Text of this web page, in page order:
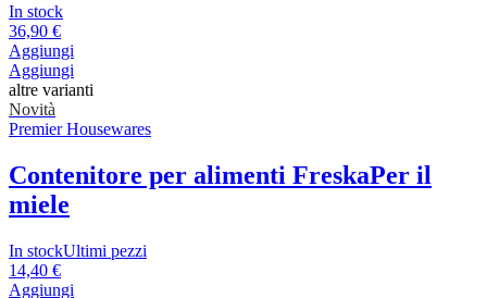
In stock
36,90 €
Aggiungi
Aggiungi
altre varianti
Novità
Premier Housewares
Contenitore per alimenti FreskaPer il
miele
In stockUltimi pezzi
14,40 €
Aggiungi